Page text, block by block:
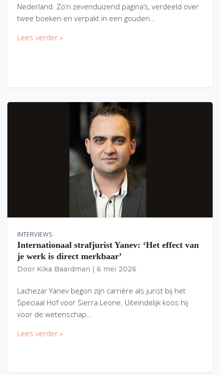
Nederland. Zo’n zevenduizend pagina’s, verdeeld over
twee boeken en verpakt in een gouden…
Lees verder »
INTERVIEWS
Internationaal strafjurist Yanev: ‘Het effect van
je werk is direct merkbaar’
Door Kika Baardman 6 mei 2026
Lachezar Yanev begon zijn carrière als jurist bij het
Speciaal Hof voor Sierra Leone. Uiteindelijk koos hij
voor de wetenschap…
Lees verder »